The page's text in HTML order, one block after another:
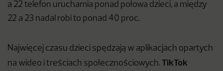
a 22 telefon uruchamia ponad połowa dzieci, a między
22 a 23 nadal robi to ponad 40 proc.
Najwięcej czasu dzieci spędzają w aplikacjach opartych
na wideo i treściach społecznościowych. TikTok